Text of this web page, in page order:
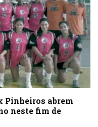
Pinheiros abrem
neste fim de